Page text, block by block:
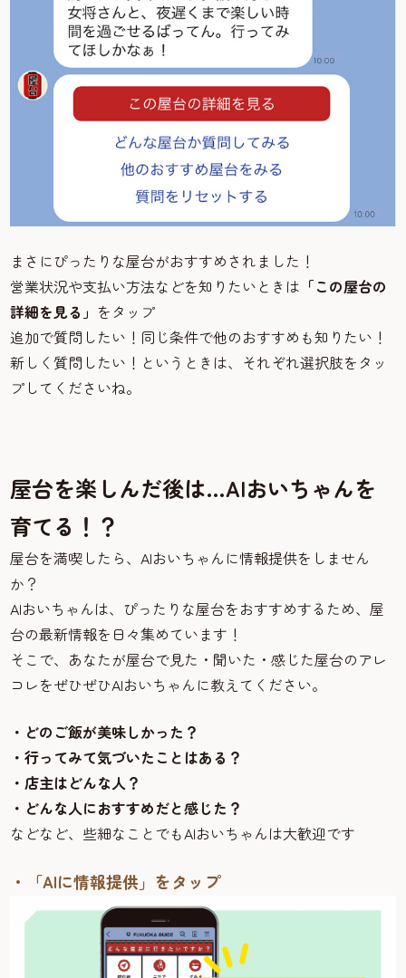
まさにぴったりな屋台がおすすめされました！
営業状況や支払い方法などを知りたいときは 「この屋台の
詳細を見る」 をタップ
追加で質問したい！同じ条件で他のおすすめも知りたい！
新しく質問したい！というときは、それぞれ選択肢をタッ
プしてくださいね。
屋台を楽しんだ後は…AIおいちゃんを
育てる！？
屋台を満喫したら、AIおいちゃんに情報提供をしません
か？
AIおいちゃんは、ぴったりな屋台をおすすめするため、屋
台の最新情報を日々集めています！
そこで、あなたが屋台で見た・聞いた・感じた屋台のアレ
コレをぜひぜひAIおいちゃんに教えてください。
・どのご飯が美味しかった？
・行ってみて気づいたことはある？
・店主はどんな人？
・どんな人におすすめだと感じた？
などなど、些細なことでもAIおいちゃんは大歓迎です
・「AIに情報提供」をタップ